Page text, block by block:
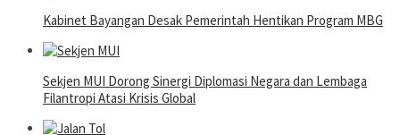
Kabinet Bayangan Desak Pemerintah Hentikan Program MBG
Sekjen MUI Dorong Sinergi Diplomasi Negara dan Lembaga
Filantropi Atasi Krisis Global